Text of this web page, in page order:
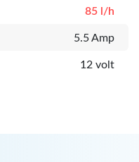
85 l/h
5.5 Amp
12 volt